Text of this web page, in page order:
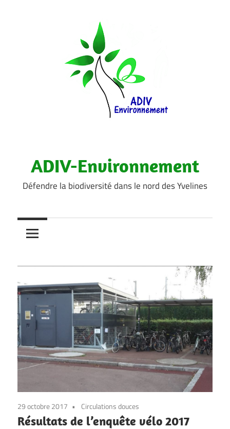
ADIV-Environnement
Défendre la biodiversité dans le nord des Yvelines
29 octobre 2017 Circulations douces
Résultats de l’enquête vélo 2017